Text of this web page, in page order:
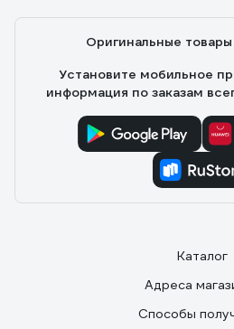
Оригинальные товары
Установите мобильное
информация по заказам
Каталог
Адреса
Способы